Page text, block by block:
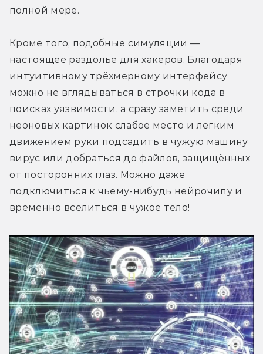
полной мере.
Кроме того, подобные симуляции —
настоящее раздолье для хакеров. Благодаря
интуитивному трёхмерному интерфейсу
можно не вглядываться в строчки кода в
поисках уязвимости, а сразу заметить среди
неоновых картинок слабое место и лёгким
движением руки подсадить в чужую машину
вирус или добраться до файлов, защищённых
от посторонних глаз. Можно даже
подключиться к чьему-нибудь нейрочипу и
временно вселиться в чужое тело!